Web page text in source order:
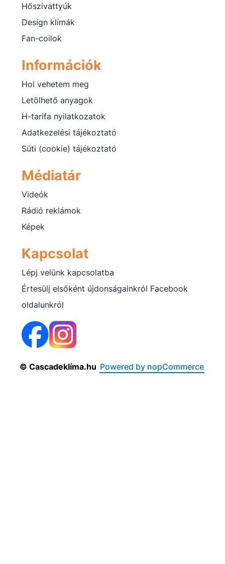
Hőszivattyúk
Design klímák
Fan-coilok
Információk
Hol vehetem meg
Letölhető anyagok
H-tarifa nyilatkozatok
Adatkezelési tájékoztató
Süti (cookie) tájékoztató
Médiatár
Videók
Rádió reklámok
Képek
Kapcsolat
Lépj velünk kapcsolatba
Értesülj elsőként újdonságainkról Facebook
oldalunkról
© Cascadeklíma.hu Powered by nopCommerce